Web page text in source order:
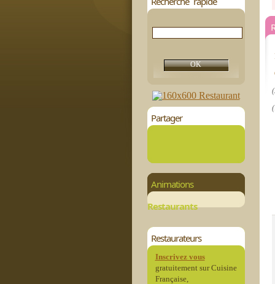
Partager
Animations
Restaurants
Restaurateurs
Inscrivez vous
gratuitement sur Cuisine
Française,